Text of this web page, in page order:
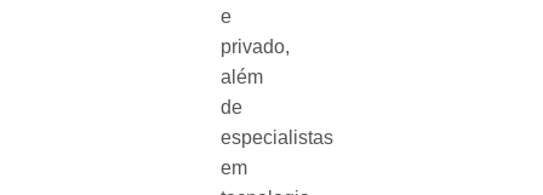
e
privado,
além
de
especialistas
em